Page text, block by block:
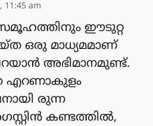
11:45 am
ഈടുറ്റ
ഒരു മാധ്യമമാണ്
അഭിമാനമുണ്ട്.
എറണാകുളം
രുന്ന
കണ്ടത്തിൽ,